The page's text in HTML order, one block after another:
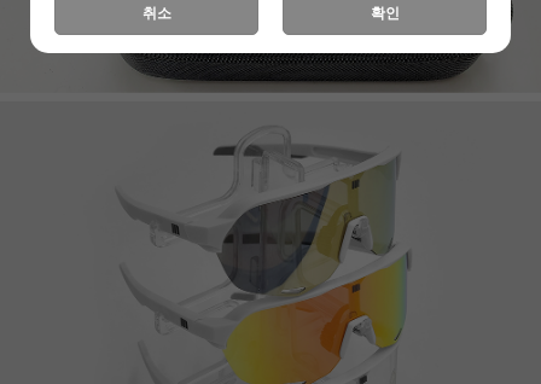
취소 확인